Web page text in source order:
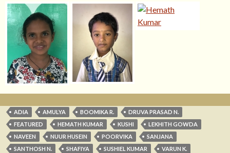
ADIA AMULYA BOOMIKA R.
DRUVA PRASAD N.
FEATURED
HEMATH KUMAR KUSHI
LEKHITH GOWDA
NAVEEN
NUUR HUSEIN POORVIKA
SANJANA
SANTHOSH N.
SHAFIYA SUSHIEL KUMAR VARUN K.